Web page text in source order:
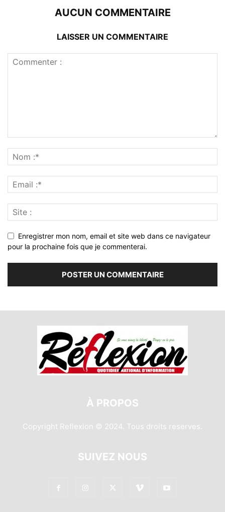
AUCUN COMMENTAIRE
LAISSER UN COMMENTAIRE
Enregistrer mon nom, email et site web dans ce navigateur
pour la prochaine fois que je commenterai.
À PROPOS
Copyright Reflexion © 2024. Tous droits reserves.
SUIVEZ NOUS